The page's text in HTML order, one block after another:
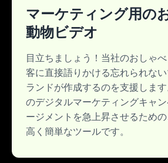
マーケティング用の
動物ビデオ
目立ちましょう！当社のおしゃ
客に直接語りかける忘れられな
ランドが作成するのを支援しま
のデジタルマーケティングキャ
ージメントを急上昇させるため
高く簡単なツールです。